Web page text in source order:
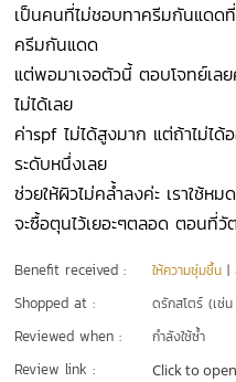
เป็นคนที่ไม่ชอบทาครีมกันแดด
ครีมกันแดด
แต่พอมาเจอตัวนี้ ตอบโจทย์เล
ไม่ได้เลย
ค่าspf ไม่ได้สูงมาก แต่ถ้าไม่ไ
ระดับหนึ่งเลย
ช่วยให้ผิวไม่คล้ำลงค่ะ เราใช้ห
จะซื้อตุนไว้เยอะๆตลอด ตอนที่วั
Benefit received : ให้ความชุ่มชื้น |
Shopped at : ดรักสโตร์ (เช่
Reviewed when : กำลังใช้ซ้ำ
Review link : Click to open